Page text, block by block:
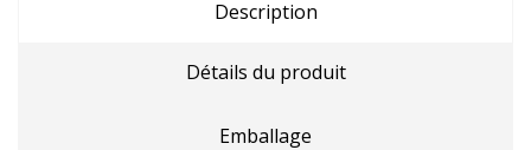
Description
Détails du produit
Emballage